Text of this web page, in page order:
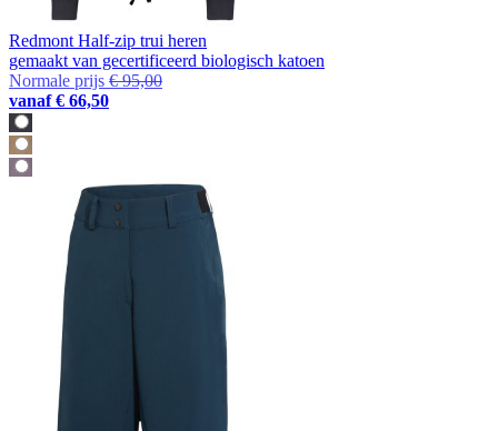
Redmont Half-zip trui heren
gemaakt van gecertificeerd biologisch katoen
Normale prijs € 95,00
vanaf € 66,50